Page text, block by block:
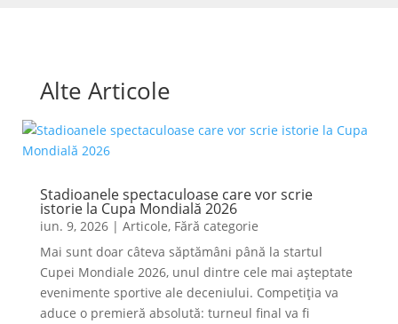
Alte Articole
Stadioanele spectaculoase care vor scrie
istorie la Cupa Mondială 2026
iun. 9, 2026| Articole, Fără categorie
Mai sunt doar câteva săptămâni până la startul
Cupei Mondiale 2026, unul dintre cele mai așteptate
evenimente sportive ale deceniului. Competiția va
aduce o premieră absolută: turneul final va fi